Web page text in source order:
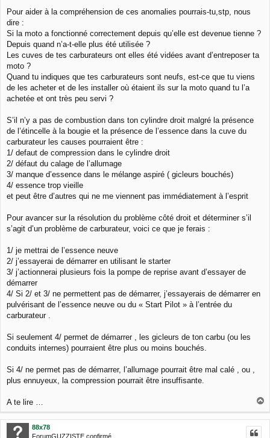
Pour aider à la compréhension de ces anomalies pourrais-tu,stp, nous
dire :
Si la moto a fonctionné correctement depuis qu’elle est devenue tienne ?
Depuis quand n’a-t-elle plus été utilisée ?
Les cuves de tes carburateurs ont elles été vidées avant d’entreposer ta
moto ?
Quand tu indiques que tes carburateurs sont neufs, est-ce que tu viens
de les acheter et de les installer où étaient ils sur la moto quand tu l’a
achetée et ont très peu servi ?
S’il n’y a pas de combustion dans ton cylindre droit malgré la présence
de l’étincelle à la bougie et la présence de l’essence dans la cuve du
carburateur les causes pourraient être :
1/ defaut de compression dans le cylindre droit
2/ défaut du calage de l’allumage
3/ manque d’essence dans le mélange aspiré ( gicleurs bouchés)
4/ essence trop vieille
et peut être d’autres qui ne me viennent pas immédiatement à l’esprit
Pour avancer sur la résolution du problème côté droit et déterminer s’il
s’agit d’un problème de carburateur, voici ce que je ferais :
1/ je mettrai de l’essence neuve
2/ j’essayerai de démarrer en utilisant le starter
3/ j’actionnerai plusieurs fois la pompe de reprise avant d’essayer de
démarrer
4/ Si 2/ et 3/ ne permettent pas de démarrer, j’essayerais de démarrer en
pulvérisant de l’essence neuve ou du « Start Pilot » à l’entrée du
carburateur .
Si seulement 4/ permet de démarrer , les gicleurs de ton carbu (ou les
conduits internes) pourraient être plus ou moins bouchés.
Si 4/ ne permet pas de démarrer, l’allumage pourrait être mal calé , ou ,
plus ennuyeux, la compression pourrait être insuffisante.
A te lire …
u
88x78
ForumGUZZISTE confirmé